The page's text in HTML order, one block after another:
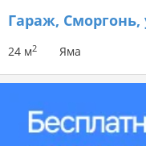
Гараж, Сморгонь,
24 м2 Яма